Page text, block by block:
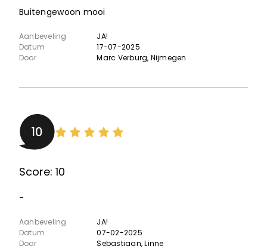
Buitengewoon mooi
Aanbeveling
JA!
Datum
17-07-2025
Door
Marc Verburg, Nijmegen
10
Score: 10
-
Aanbeveling
JA!
Datum
07-02-2025
Door
Sebastiaan, Linne